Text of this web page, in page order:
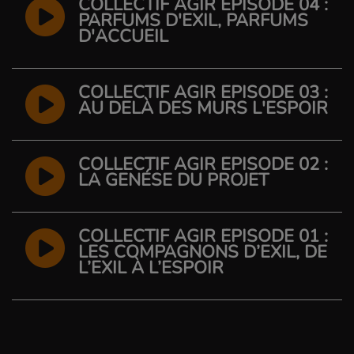
PARFUMS D'EXIL, PARFUMS
D'ACCUEIL
COLLECTIF AGIR ÉPISODE 03 :
AU DELÀ DES MURS L'ESPOIR
COLLECTIF AGIR ÉPISODE 02 :
LA GENÉSE DU PROJET
COLLECTIF AGIR ÉPISODE 01 :
LES COMPAGNONS D’EXIL, DE
L’EXIL À L’ESPOIR